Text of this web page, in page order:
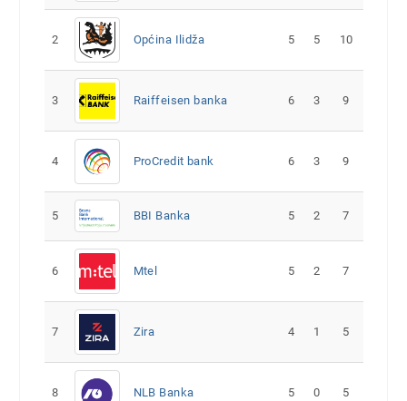
2 Općina Ilidža 5 5 10
3 Raiffeisen banka 6 3 9
4 ProCredit bank 6 3 9
5 BBI Banka 5 2 7
6 Mtel 5 2 7
7 Zira 4 1 5
8 NLB Banka 5 0 5